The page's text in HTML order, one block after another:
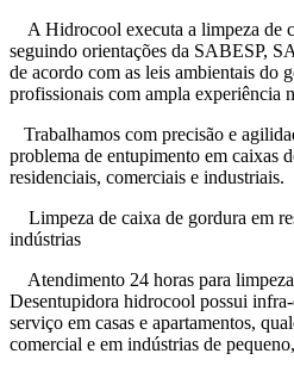
A Hidrocool executa a limpeza de
seguindo orientações da SABESP,
de acordo com as leis ambientais do
profissionais com ampla experiência
Trabalhamos com precisão e
problema de entupimento em caixas
residenciais, comerciais e industriais.
Limpeza de caixa de gordura em
indústrias
Atendimento 24 horas para
Desentupidora hidrocool possui
serviço em casas e apartamentos,
comercial e em indústrias de